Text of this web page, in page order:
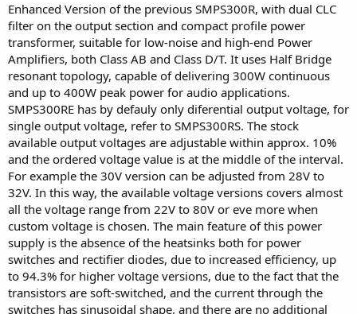
Enhanced Version of the previous SMPS300R, with dual CLC
filter on the output section and compact profile power
transformer, suitable for low-noise and high-end Power
Amplifiers, both Class AB and Class D/T. It uses Half Bridge
resonant topology, capable of delivering 300W continuous
and up to 400W peak power for audio applications.
SMPS300RE has by defauly only diferential output voltage, for
single output voltage, refer to SMPS300RS. The stock
available output voltages are adjustable within approx. 10%
and the ordered voltage value is at the middle of the interval.
For example the 30V version can be adjusted from 28V to
32V. In this way, the available voltage versions covers almost
all the voltage range from 22V to 80V or eve more when
custom voltage is chosen. The main feature of this power
supply is the absence of the heatsinks both for power
switches and rectifier diodes, due to increased efficiency, up
to 94.3% for higher voltage versions, due to the fact that the
transistors are soft-switched, and the current through the
switches has sinusoidal shape, and there are no additional